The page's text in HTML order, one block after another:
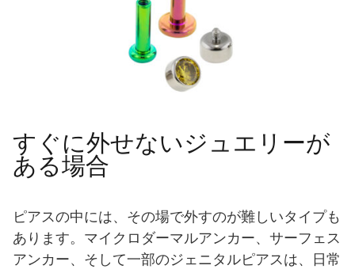
すぐに外せないジュエリーが
ある場合
ピアスの中には、その場で外すのが難しいタイプも
あります。マイクロダーマルアンカー、サーフェス
アンカー、そして一部のジェニタルピアスは、日常